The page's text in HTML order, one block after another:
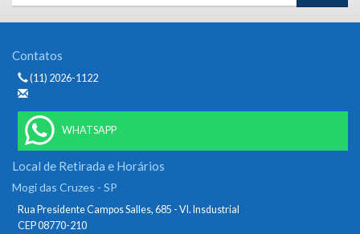
Contatos
(11) 2026-1122
WHATSAPP
Local de Retirada e Horários
Mogi das Cruzes - SP
Rua Presidente Campos Salles, 685 - Vl. Insdustrial
CEP 08770-210